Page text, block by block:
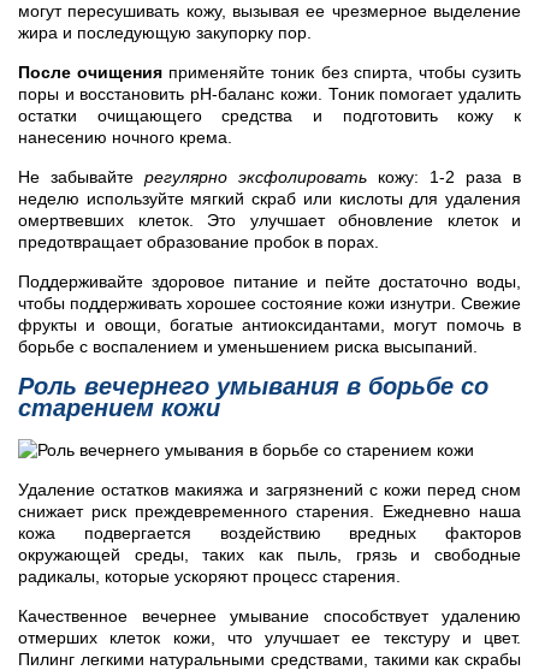
могут пересушивать кожу, вызывая ее чрезмерное выделение
жира и последующую закупорку пор.
После очищения применяйте тоник без спирта, чтобы сузить
поры и восстановить pH-баланс кожи. Тоник помогает удалить
остатки очищающего средства и подготовить кожу к
нанесению ночного крема.
Не забывайте регулярно эксфолировать кожу: 1-2 раза в
неделю используйте мягкий скраб или кислоты для удаления
омертвевших клеток. Это улучшает обновление клеток и
предотвращает образование пробок в порах.
Поддерживайте здоровое питание и пейте достаточно воды,
чтобы поддерживать хорошее состояние кожи изнутри. Свежие
фрукты и овощи, богатые антиоксидантами, могут помочь в
борьбе с воспалением и уменьшением риска высыпаний.
Роль вечернего умывания в борьбе со
старением кожи
Удаление остатков макияжа и загрязнений с кожи перед сном
снижает риск преждевременного старения. Ежедневно наша
кожа подвергается воздействию вредных факторов
окружающей среды, таких как пыль, грязь и свободные
радикалы, которые ускоряют процесс старения.
Качественное вечернее умывание способствует удалению
отмерших клеток кожи, что улучшает ее текстуру и цвет.
Пилинг легкими натуральными средствами, такими как скрабы